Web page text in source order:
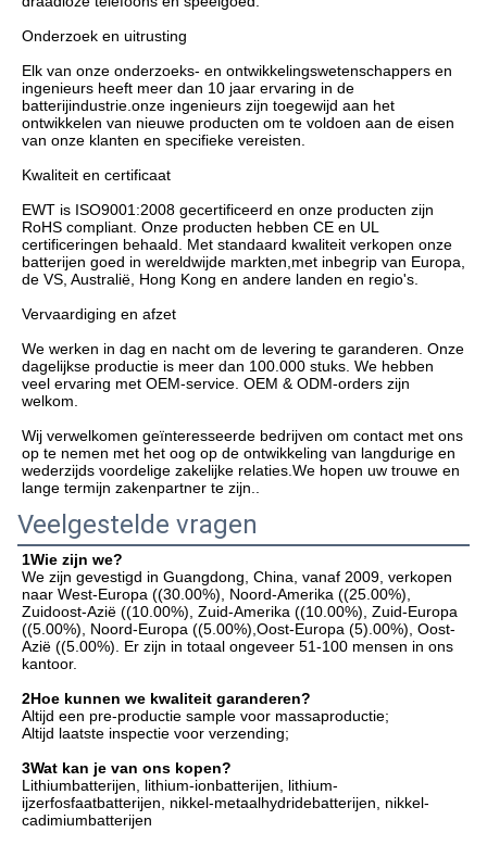
Onderzoek en uitrusting
Elk van onze onderzoeks- en ontwikkelingswetenschappers en
ingenieurs heeft meer dan 10 jaar ervaring in de
batterijindustrie.onze ingenieurs zijn toegewijd aan het
ontwikkelen van nieuwe producten om te voldoen aan de eisen
van onze klanten en specifieke vereisten.
Kwaliteit en certificaat
EWT is ISO9001:2008 gecertificeerd en onze producten zijn
RoHS compliant. Onze producten hebben CE en UL
certificeringen behaald. Met standaard kwaliteit verkopen onze
batterijen goed in wereldwijde markten,met inbegrip van Europa,
de VS, Australië, Hong Kong en andere landen en regio's.
Vervaardiging en afzet
We werken in dag en nacht om de levering te garanderen. Onze
dagelijkse productie is meer dan 100.000 stuks. We hebben
veel ervaring met OEM-service. OEM & ODM-orders zijn
welkom.
Wij verwelkomen geïnteresseerde bedrijven om contact met ons
op te nemen met het oog op de ontwikkeling van langdurige en
wederzijds voordelige zakelijke relaties.We hopen uw trouwe en
lange termijn zakenpartner te zijn..
Veelgestelde vragen
1Wie zijn we?
We zijn gevestigd in Guangdong, China, vanaf 2009, verkopen
naar West-Europa ((30.00%), Noord-Amerika ((25.00%),
Zuidoost-Azië ((10.00%), Zuid-Amerika ((10.00%), Zuid-Europa
((5.00%), Noord-Europa ((5.00%),Oost-Europa (5).00%), Oost-
Azië ((5.00%). Er zijn in totaal ongeveer 51-100 mensen in ons
kantoor.
2Hoe kunnen we kwaliteit garanderen?
Altijd een pre-productie sample voor massaproductie;
Altijd laatste inspectie voor verzending;
3Wat kan je van ons kopen?
Lithiumbatterijen, lithium-ionbatterijen, lithium-
ijzerfosfaatbatterijen, nikkel-metaalhydridebatterijen, nikkel-
cadimiumbatterijen